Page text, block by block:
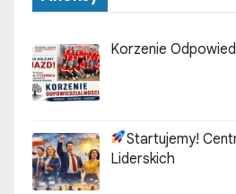
Korzenie
Startujemy!
Liderskich